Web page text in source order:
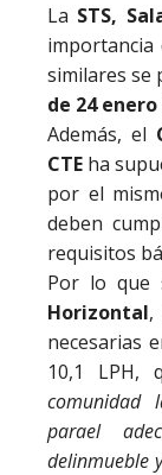
La STS,
importancia
similares se
de 24 enero
Además, el
CTE ha
por el
deben
requisitos
Por lo que
Horizontal,
necesarias
10,1 LPH,
comunidad
parael
delinmueble y